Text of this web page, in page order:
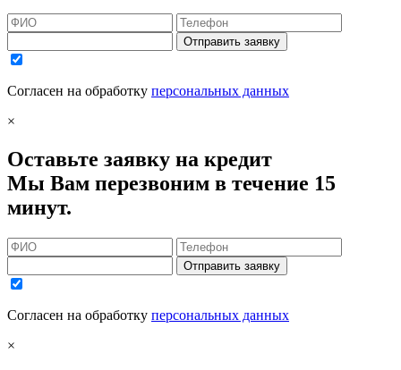
Отправить заявку
Согласен на обработку персональных данных
×
Оставьте заявку на кредит
Мы Вам перезвоним в течение 15
минут.
Отправить заявку
Согласен на обработку персональных данных
×